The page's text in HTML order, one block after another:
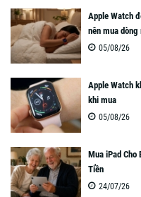
Apple Watch
nên mua dòng
05/08/26
Apple Watch
khi mua
05/08/26
Mua iPad Cho
Tiền
24/07/26